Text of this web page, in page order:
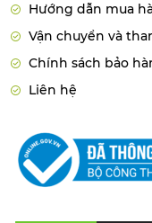
Hướng dẫn mua
Vận chuyển và
Chính sách bảo
Liên hệ